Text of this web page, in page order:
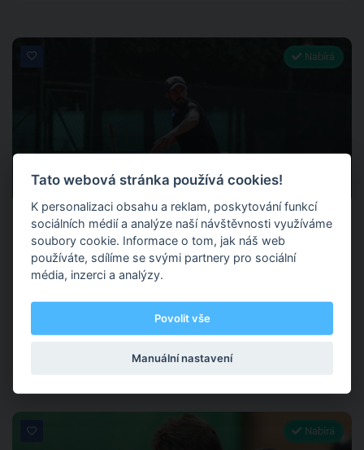
Nabírá
0 0 hodnocení
Šimon Kracík
Opava (+ 1 další )
Trenér SK JC Sport Opava Aktivní hráč aktuálně 95. v ČR
Nabírá
Tato webová stránka používá cookies!
K personalizaci obsahu a reklam, poskytování funkcí
sociálních médií a analýze naší návštěvnosti využíváme
soubory cookie. Informace o tom, jak náš web
používáte, sdílíme se svými partnery pro sociální
média, inzerci a analýzy.
Povolit vše
Manuální nastavení